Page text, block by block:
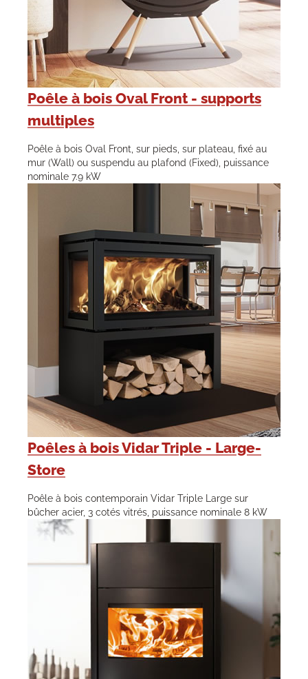
Poêle à bois Oval Front - supports
multiples
Poêle à bois Oval Front, sur pieds, sur plateau, fixé au
mur (Wall) ou suspendu au plafond (Fixed), puissance
nominale 7.9 kW
Poêles à bois Vidar Triple - Large-
Store
Poêle à bois contemporain Vidar Triple Large sur
bûcher acier, 3 cotés vitrés, puissance nominale 8 kW